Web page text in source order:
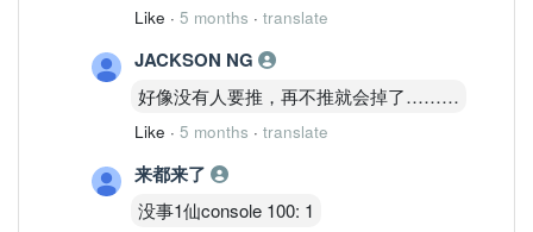
民。
​❌ Kossan 的缺点（对比 Harta 的不
足）：
​进攻性较弱： Harta 在丁腈手套的研发和
旦美国关税红利全面爆发，Harta 的爆发
力（Beta）可能更高。
Like · 5 months · translate
JACKSON NG
好像没有人要推，再不推就会掉了………
Like · 5 months · translate
来都来了
没事1仙console 100: 1